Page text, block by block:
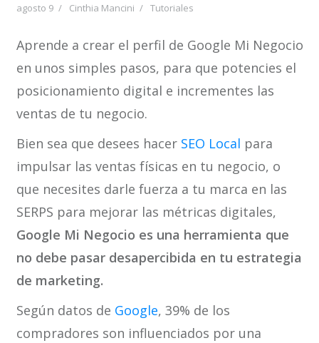
agosto 9 Cinthia Mancini Tutoriales
Aprende a crear el perfil de Google Mi Negocio
en unos simples pasos, para que potencies el
posicionamiento digital e incrementes las
ventas de tu negocio.
Bien sea que desees hacer SEO Local para
impulsar las ventas físicas en tu negocio, o
que necesites darle fuerza a tu marca en las
SERPS para mejorar las métricas digitales,
Google Mi Negocio es una herramienta que
no debe pasar desapercibida en tu estrategia
de marketing.
Según datos de Google, 39% de los
compradores son influenciados por una